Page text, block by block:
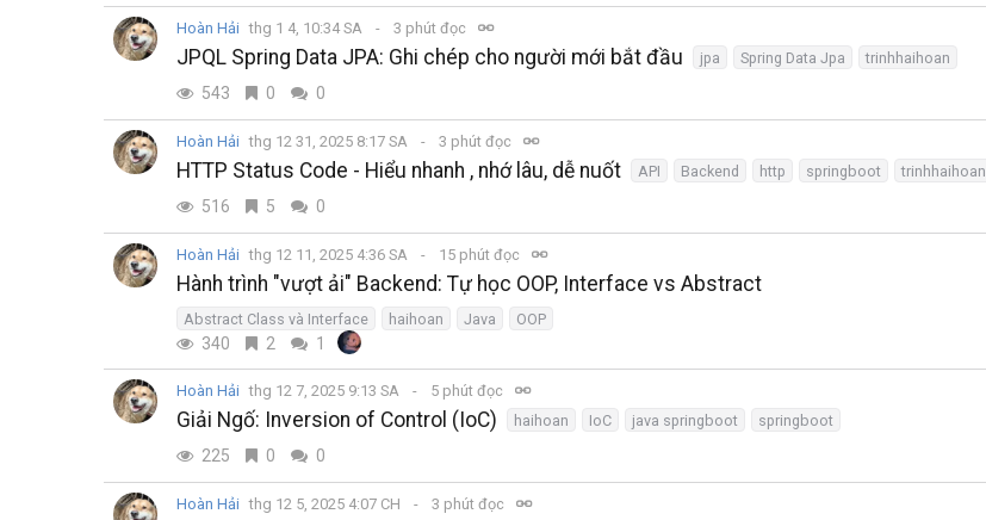
Hoàn Hải thg 1 4, 10:34 SA 3 phút đọc
JPQL Spring Data JPA: Ghi chép cho người mới bắt đầu jpa Spring Data Jpa trinhhaihoan
543 0 0
Hoàn Hải thg 12 31, 2025 8:17 SA 3 phút đọc
HTTP Status Code - Hiểu nhanh , nhớ lâu, dễ nuốt API Backend http springboot trinhhaihoan
516 5 0
Hoàn Hải thg 12 11, 2025 4:36 SA 15 phút đọc
Hành trình "vượt ải" Backend: Tự học OOP, Interface vs Abstract
Abstract Class và Interface haihoan Java OOP
340 2 1
Hoàn Hải thg 12 7, 2025 9:13 SA 5 phút đọc
Giải Ngố: Inversion of Control (IoC) haihoan IoC java springboot springboot
225 0 0
Hoàn Hải thg 12 5, 2025 4:07 CH 3 phút đọc